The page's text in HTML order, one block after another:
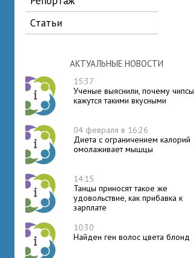
статьи
АКТУАЛЬНЫЕ НОВОСТИ
15:37
Ученые выяснили, почему чипсы
кажутся такими вкусными
04 февраля в 16:26
Диета с ограничением калорий
омолаживает мышцы
14:15
Танцы приносят такое же
удовольствие, как прибавка к
зарплате
10:30
Найден ген волос цвета блонд